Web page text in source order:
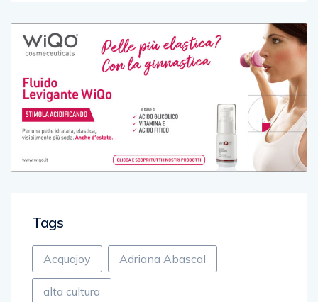
Tags
Acquajoy Adriana Abascal
alta cultura